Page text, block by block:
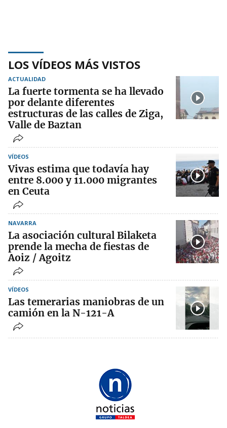
LOS VÍDEOS MÁS VISTOS
ACTUALIDAD
La fuerte tormenta se ha llevado
por delante diferentes
estructuras de las calles de Ziga,
Valle de Baztan
VÍDEOS
Vivas estima que todavía hay
entre 8.000 y 11.000 migrantes
en Ceuta
NAVARRA
La asociación cultural Bilaketa
prende la mecha de fiestas de
Aoiz / Agoitz
VÍDEOS
Las temerarias maniobras de un
camión en la N-121-A